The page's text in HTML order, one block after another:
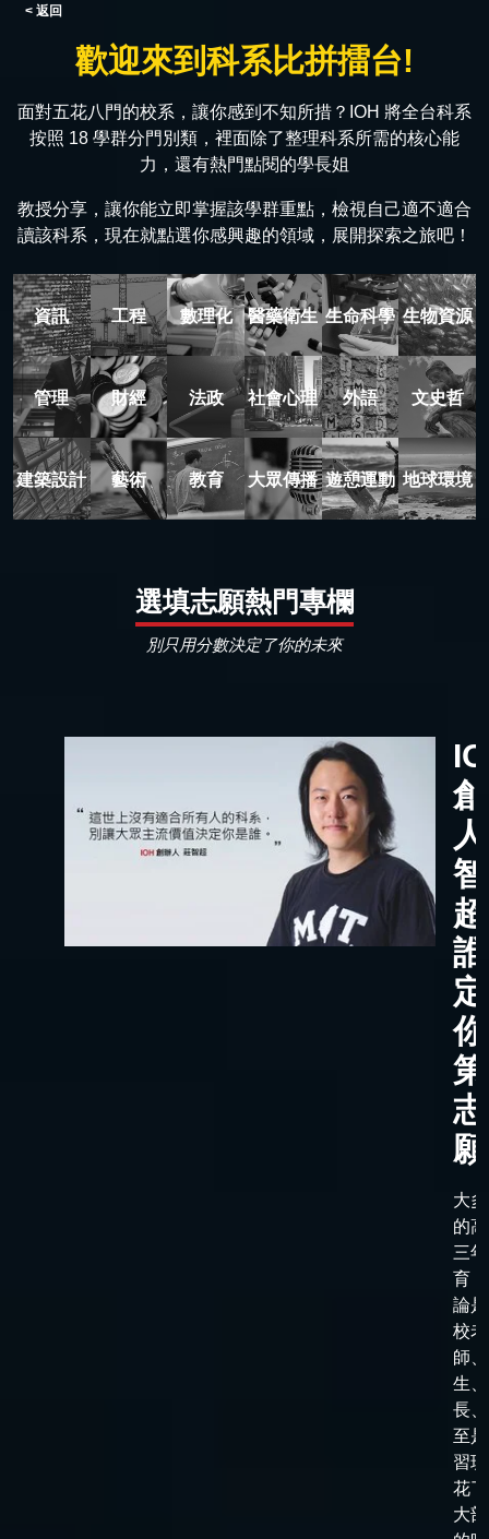
< 返回
歡迎來到科系比拼擂台!
面對五花八門的校系，讓你感到不知所措？IOH 將全台科系
按照 18 學群分門別類，裡面除了整理科系所需的核心能
力，還有熱門點閱的學長姐
教授分享，讓你能立即掌握該學群重點，檢視自己適不適合
讀該科系，現在就點選你感興趣的領域，展開探索之旅吧！
資訊 工程 數理化 醫藥衛生 生命科學 生物資源
管理 財經 法政 社會心理 外語 文史哲
建築設計 藝術 教育 大眾傳播 遊憩運動 地球環境
選填志願熱門專欄
別只用分數決定了你的未來
智
志
大
的
三
育
論
校老
師
生
長
至
習
花
大